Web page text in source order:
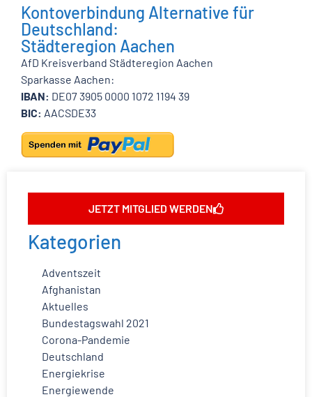
Kontoverbindung Alternative für
Deutschland:
Städteregion Aachen
AfD Kreisverband Städteregion Aachen
Sparkasse Aachen:
IBAN: DE07 3905 0000 1072 1194 39
BIC: AACSDE33
JETZT MITGLIED WERDEN
Kategorien
Adventszeit
Afghanistan
Aktuelles
Bundestagswahl 2021
Corona-Pandemie
Deutschland
Energiekrise
Energiewende